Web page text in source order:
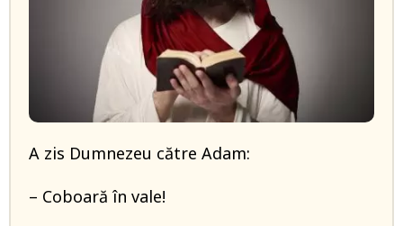
A zis Dumnezeu către Adam:
– Coboară în vale!